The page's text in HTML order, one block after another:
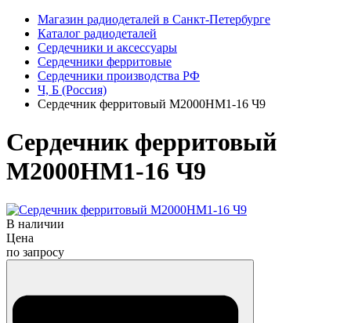
Магазин радиодеталей в Санкт-Петербурге
Каталог радиодеталей
Сердечники и аксессуары
Сердечники ферритовые
Сердечники производства РФ
Ч, Б (Россия)
Сердечник ферритовый М2000НМ1-16 Ч9
Сердечник ферритовый
М2000НМ1-16 Ч9
В наличии
Цена
по запросу